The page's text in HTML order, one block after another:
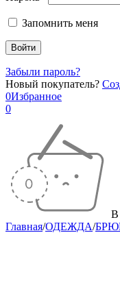
Запомнить меня
Забыли пароль?
Новый покупатель?
0Избранное
0
В
Главная/ОДЕЖДА/